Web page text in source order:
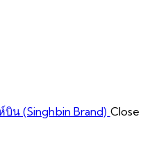
Close